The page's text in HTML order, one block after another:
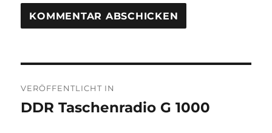
VERÖFFENTLICHT IN
DDR Taschenradio G 1000